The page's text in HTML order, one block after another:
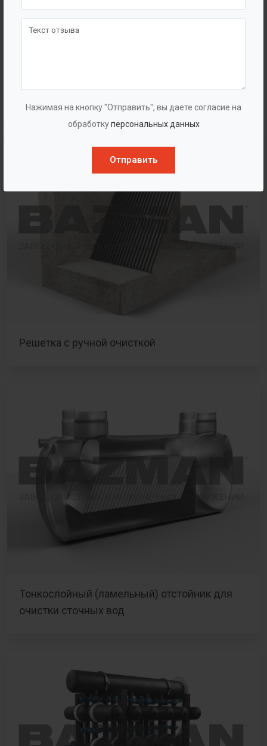
Нажимая на кнопку "Отправить", вы даете согласие на
обработкуперсональных данных
Отправить
Песколовка тангенциальная
Решетка с ручной очисткой
Тонкослойный (ламельный) отстойник для
очистки сточных вод